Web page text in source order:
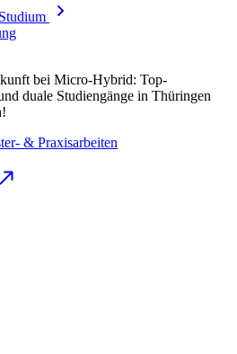
bei Micro-Hybrid: Top-
duale Studiengänge in Thüringen
& Praxisarbeiten